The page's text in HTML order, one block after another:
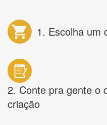
1. Escolha um
2. Conte pra gente o
criação